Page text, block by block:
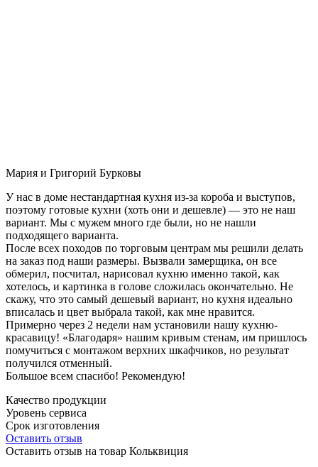
Мария и Григорий Бурковы
У нас в доме нестандартная кухня из-за короба и выступов,
поэтому готовые кухни (хоть они и дешевле) — это не наш
вариант. Мы с мужем много где были, но не нашли
подходящего варианта.
После всех походов по торговым центрам мы решили делать
на заказ под наши размеры. Вызвали замерщика, он все
обмерил, посчитал, нарисовал кухню именно такой, как
хотелось, и картинка в голове сложилась окончательно. Не
скажу, что это самый дешевый вариант, но кухня идеально
вписалась и цвет выбрала такой, как мне нравится.
Примерно через 2 недели нам установили нашу кухню-
красавицу! «Благодаря» нашим кривым стенам, им пришлось
помучиться с монтажом верхних шкафчиков, но результат
получился отменный.
Большое всем спасибо! Рекомендую!
Качество продукции
Уровень сервиса
Срок изготовления
Оставить отзыв
Оставить отзыв на товар Кольквиция